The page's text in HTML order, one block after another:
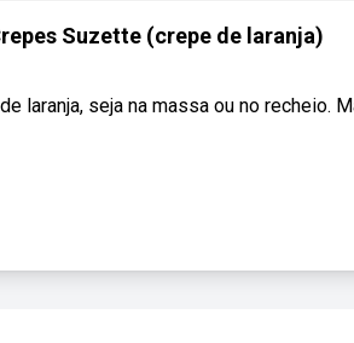
Suzette (crepe de laranja)
laranja, seja na massa ou no recheio.